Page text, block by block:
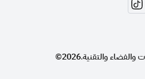
opens in
opens in new
opens in new window
والفضاء والتقنية.
2026©